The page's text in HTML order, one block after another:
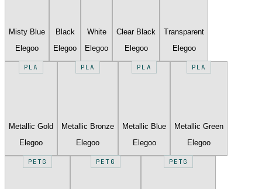
Misty Blue
Elegoo
Black
Elegoo
White
Elegoo
Clear Black
Elegoo
Transparent
Elegoo
PLA
Metallic Gold
Elegoo
PLA
Metallic Bronze
Elegoo
PLA
Metallic Blue
Elegoo
PLA
Metallic Green
Elegoo
PETG PETG PETG